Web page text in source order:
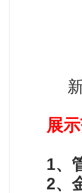
展
1、
2、金